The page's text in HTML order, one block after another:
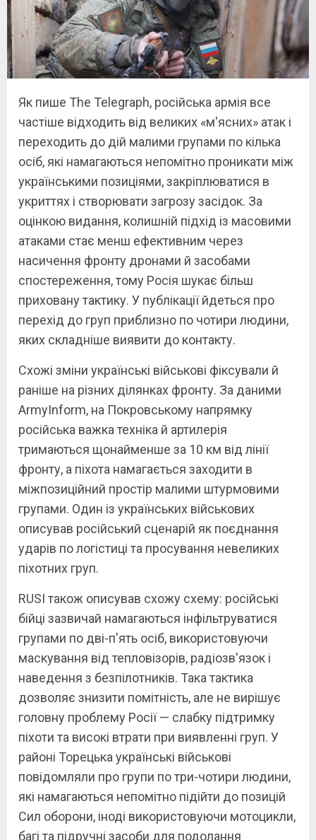
Як пише The Telegraph, російська армія все
частіше відходить від великих «м'ясних» атак і
переходить до дій малими групами по кілька
осіб, які намагаються непомітно проникати між
українськими позиціями, закріплюватися в
укриттях і створювати загрозу засідок. За
оцінкою видання, колишній підхід із масовими
атаками стає менш ефективним через
насичення фронту дронами й засобами
спостереження, тому Росія шукає більш
приховану тактику. У публікації йдеться про
перехід до груп приблизно по чотири людини,
яких складніше виявити до контакту.
Схожі зміни українські військові фіксували й
раніше на різних ділянках фронту. За даними
ArmyInform, на Покровському напрямку
російська важка техніка й артилерія
тримаються щонайменше за 10 км від лінії
фронту, а піхота намагається заходити в
міжпозиційний простір малими штурмовими
групами. Один із українських військових
описував російський сценарій як поєднання
ударів по логістиці та просування невеликих
піхотних груп.
RUSI також описував схожу схему: російські
бійці зазвичай намагаються інфільтруватися
групами по дві-п'ять осіб, використовуючи
маскування від тепловізорів, радіозв'язок і
наведення з безпілотників. Така тактика
дозволяє знизити помітність, але не вирішує
головну проблему Росії — слабку підтримку
піхоти та високі втрати при виявленні груп. У
районі Торецька українські військові
повідомляли про групи по три-чотири людини,
які намагаються непомітно підійти до позицій
Сил оборони, іноді використовуючи мотоцикли,
багі та підручні засоби для подолання